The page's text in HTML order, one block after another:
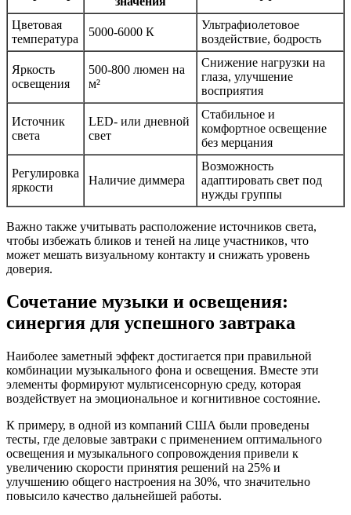
Цветовая
температура
5000-6000 К
Ультрафиолетовое
воздействие, бодрость
Яркость
освещения
500-800 люмен на
м²
Снижение нагрузки на
глаза, улучшение
восприятия
Источник
света
LED- или дневной
свет
Стабильное и
комфортное освещение
без мерцания
Регулировка
яркости
Наличие диммера
Возможность
адаптировать свет под
нужды группы
Важно также учитывать расположение источников света,
чтобы избежать бликов и теней на лице участников, что
может мешать визуальному контакту и снижать уровень
доверия.
Сочетание музыки и освещения:
синергия для успешного завтрака
Наиболее заметный эффект достигается при правильной
комбинации музыкального фона и освещения. Вместе эти
элементы формируют мультисенсорную среду, которая
воздействует на эмоциональное и когнитивное состояние.
К примеру, в одной из компаний США были проведены
тесты, где деловые завтраки с применением оптимального
освещения и музыкального сопровождения привели к
увеличению скорости принятия решений на 25% и
улучшению общего настроения на 30%, что значительно
повысило качество дальнейшей работы.